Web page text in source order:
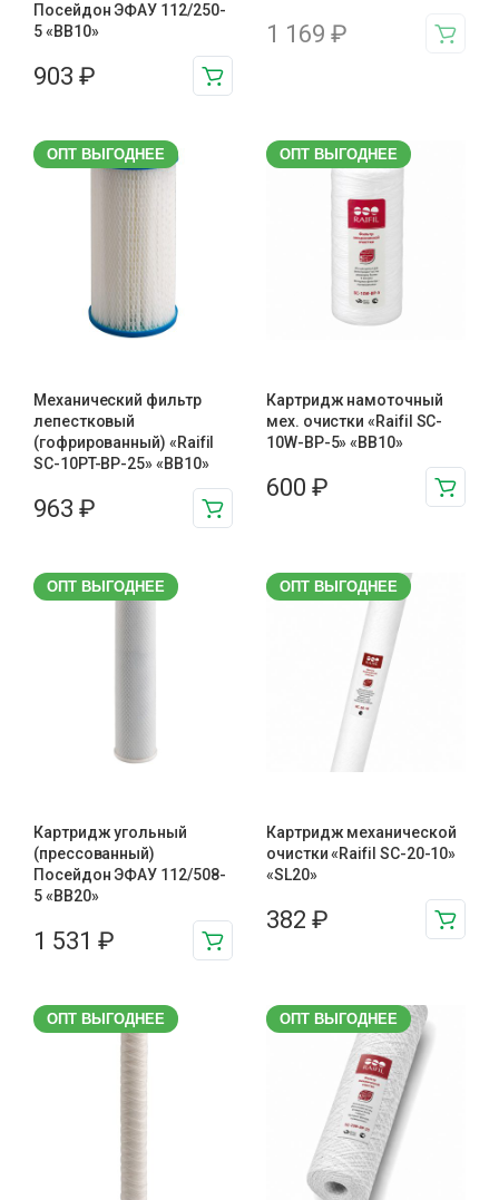
Посейдон ЭФАУ 112/250-
5 «BB10»
903 ₽
1 169 ₽
ОПТ ВЫГОДНЕЕ
Механический фильтр
лепестковый
(гофрированный) «Raifil
SC-10PT-ВР-25» «BB10»
963 ₽
ОПТ ВЫГОДНЕЕ
Картридж намоточный
мех. очистки «Raifil SC-
10W-BP-5» «BB10»
600 ₽
ОПТ ВЫГОДНЕЕ
Картридж угольный
(прессованный)
Посейдон ЭФАУ 112/508-
5 «BB20»
1 531 ₽
ОПТ ВЫГОДНЕЕ
Картридж механической
очистки «Raifil SC-20-10»
«SL20»
382 ₽
ОПТ ВЫГОДНЕЕ ОПТ ВЫГОДНЕЕ